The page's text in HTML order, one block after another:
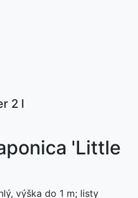
2 l
'Little
výška do 1 m; listy